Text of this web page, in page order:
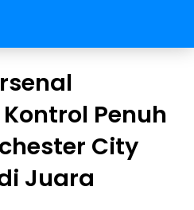
Penuh
City
Juara